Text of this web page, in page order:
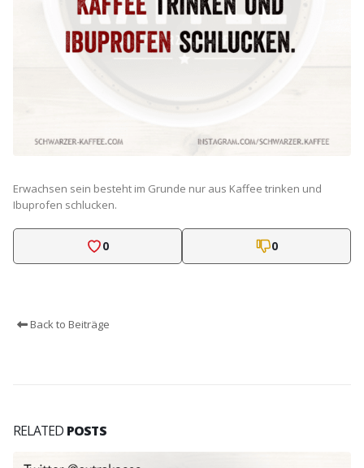
Erwachsen sein besteht im Grunde nur aus Kaffee trinken und
Ibuprofen schlucken.
0 0
Back to Beiträge
RELATED POSTS